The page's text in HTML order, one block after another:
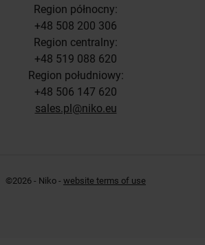
Region północny:
+48 508 200 306
Region centralny:
+48 519 088 620
Region południowy:
+48 506 147 620
sales.pl@niko.eu
©2026 - Niko - website terms of use